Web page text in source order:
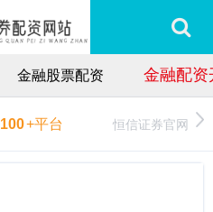
金融股票配资 金融配资
100+平台 恒信证券官网